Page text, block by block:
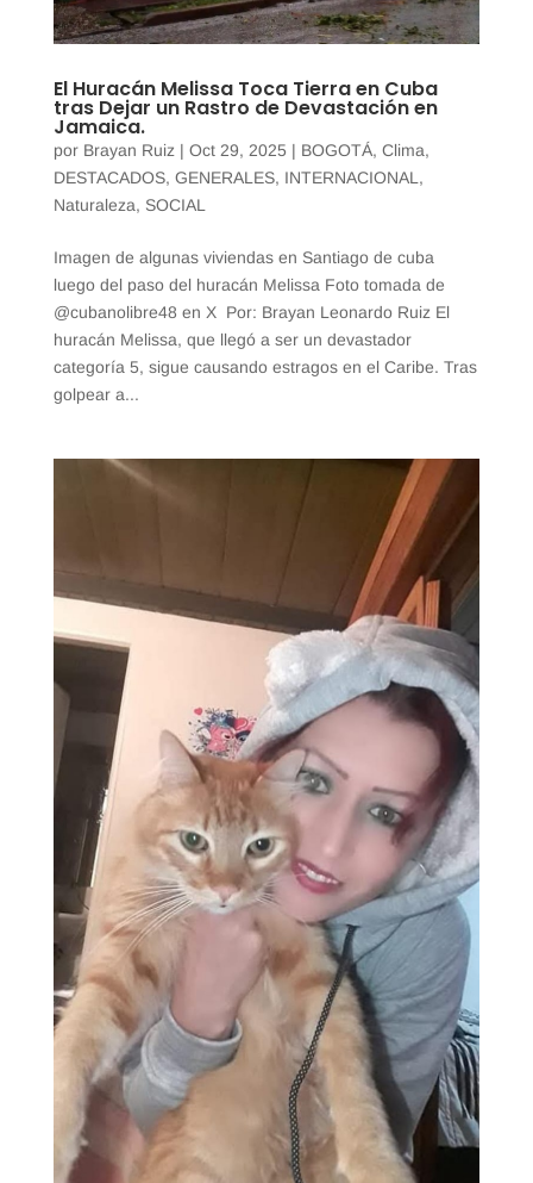
El Huracán Melissa Toca Tierra en Cuba
tras Dejar un Rastro de Devastación en
Jamaica.
por Brayan Ruiz| Oct 29, 2025| BOGOTÁ, Clima,
DESTACADOS, GENERALES, INTERNACIONAL,
Naturaleza, SOCIAL
Imagen de algunas viviendas en Santiago de cuba
luego del paso del huracán Melissa Foto tomada de
@cubanolibre48 en X Por: Brayan Leonardo Ruiz El
huracán Melissa, que llegó a ser un devastador
categoría 5, sigue causando estragos en el Caribe. Tras
golpear a...